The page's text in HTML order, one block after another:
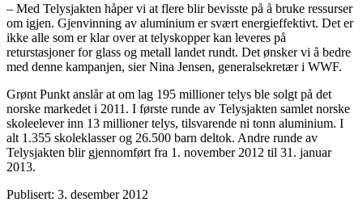
– Med Telysjakten håper vi at flere blir bevisste på å bruke ressurser
om igjen. Gjenvinning av aluminium er svært energieffektivt. Det er
ikke alle som er klar over at telyskopper kan leveres på
returstasjoner for glass og metall landet rundt. Det ønsker vi å bedre
med denne kampanjen, sier Nina Jensen, generalsekretær i WWF.
Grønt Punkt anslår at om lag 195 millioner telys ble solgt på det
norske markedet i 2011. I første runde av Telysjakten samlet norske
skoleelever inn 13 millioner telys, tilsvarende ni tonn aluminium. I
alt 1.355 skoleklasser og 26.500 barn deltok. Andre runde av
Telysjakten blir gjennomført fra 1. november 2012 til 31. januar
2013.
Publisert: 3. desember 2012